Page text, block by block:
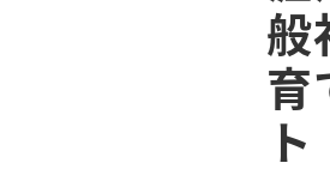
般
育
ト